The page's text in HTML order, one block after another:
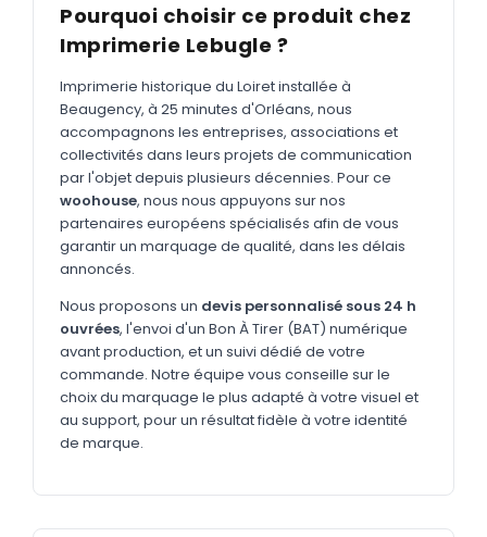
Adhésifs vitrine
Tee-shirts Nouveau
Polos Nouveau
Sweatshirts
GOODIES
Catalogue complet
Bureau & écriture
Sacs & voyages
Verres & déjeuner
Technologie
Pourquoi choisir ce produit chez
Imprimerie Lebugle ?
Imprimerie historique du Loiret installée à
Beaugency, à 25 minutes d'Orléans, nous
accompagnons les entreprises, associations et
collectivités dans leurs projets de communication
par l'objet depuis plusieurs décennies. Pour ce
woohouse, nous nous appuyons sur nos
partenaires européens spécialisés afin de vous
garantir un marquage de qualité, dans les délais
annoncés.
Nous proposons un devis personnalisé sous 24 h
ouvrées, l'envoi d'un Bon À Tirer (BAT) numérique
avant production, et un suivi dédié de votre
commande. Notre équipe vous conseille sur le
choix du marquage le plus adapté à votre visuel et
au support, pour un résultat fidèle à votre identité
de marque.